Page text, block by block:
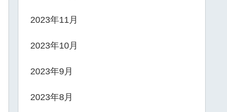
2023年11月
2023年10月
2023年9月
2023年8月